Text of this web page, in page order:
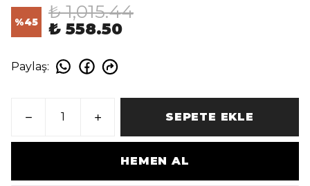
%45 ₺ 1,015.44
₺ 558.50
Paylaş:
SEPETE EKLE
HEMEN AL